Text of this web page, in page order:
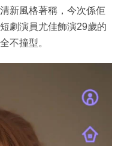
新風格著稱，今次係佢
劇演員尤佳飾演29歲的
不撞型。